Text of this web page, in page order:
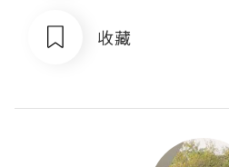
收藏